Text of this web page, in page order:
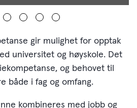
gir mulighet for opptak
universitet og høyskole. Det
og behovet til
både i fag og omfang.
kombineres med jobb og